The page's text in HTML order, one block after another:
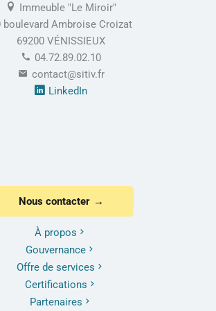
Immeuble "Le Miroir"
boulevard Ambroise Croizat
69200 VÉNISSIEUX
04.72.89.02.10
contact@sitiv.fr
LinkedIn
Nous contacter
À propos
Gouvernance
Offre de services
Certifications
Partenaires